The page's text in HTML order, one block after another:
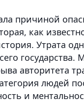
причиной
как
Утрата
авторитета
людей
и